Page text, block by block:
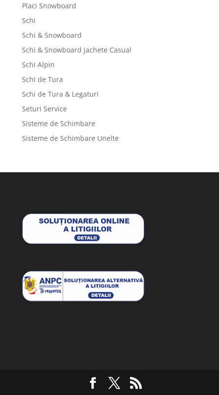
Placi Snowboard
Schi
Schi & Snowboard
Schi & Snowboard Jachete Casual
Schi Alpin
Schi de Tura
Schi de Tura & Legaturi
Seturi Service
Sisteme de Schimbare
Sisteme de Schimbare Unelte